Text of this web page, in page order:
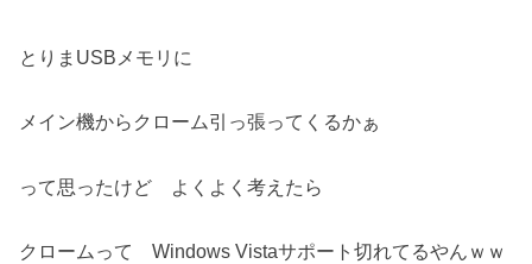
とりまUSBメモリに
メイン機からクローム引っ張ってくるかぁ
って思ったけど よくよく考えたら
クロームって Windows Vistaサポート切れてるやんｗｗ